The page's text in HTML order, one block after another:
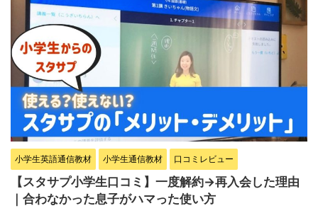
小学生英語通信教材 小学生通信教材 口コミレビュー
【スタサプ小学生口コミ】一度解約→再入会した理由
｜合わなかった息子がハマった使い方